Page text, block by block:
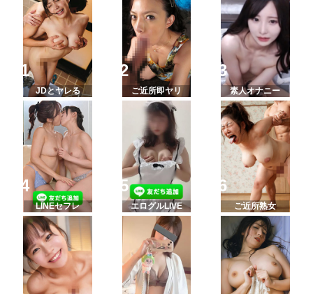
JDとヤレる ご近所即ヤリ 素人オナニー
LINEセフレ エログルLIVE ご近所熟女